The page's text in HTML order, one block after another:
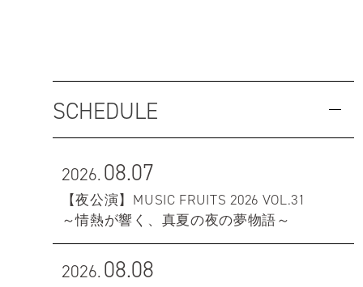
SCHEDULE
2026.08.07
【夜公演】MUSIC FRUITS 2026 VOL.31
～情熱が響く、真夏の夜の夢物語～
2026.08.08